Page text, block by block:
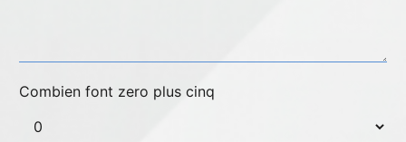
Combien font zero plus cinq